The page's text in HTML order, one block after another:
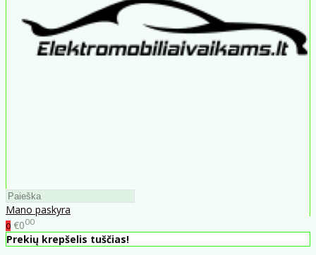
Mano paskyra
0 €000
Prekių krepšelis tuščias!